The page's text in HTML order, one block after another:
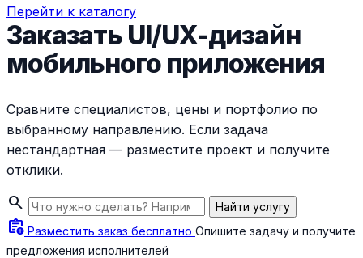
Перейти к каталогу
Заказать UI/UX-дизайн
мобильного приложения
Сравните специалистов, цены и портфолио по
выбранному направлению. Если задача
нестандартная — разместите проект и получите
отклики.
search Найти услугу
assignment_add Разместить заказ бесплатно Опишите задачу и получите
предложения исполнителей